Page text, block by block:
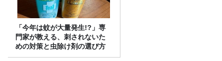
「今年は蚊が大量発生!?」専
門家が教える、刺されないた
めの対策と虫除け剤の選び方